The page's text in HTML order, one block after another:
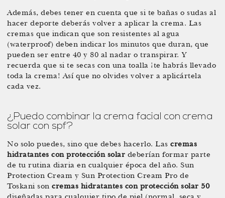
Además, debes tener en cuenta que si te bañas o sudas al
hacer deporte deberás volver a aplicar la crema. Las
cremas que indican que son resistentes al agua
(waterproof) deben indicar los minutos que duran, que
pueden ser entre 40 y 80 al nadar o transpirar. Y
recuerda que si te secas con una toalla ¡te habrás llevado
toda la crema! Así que no olvides volver a aplicártela
cada vez.
¿Puedo combinar la crema facial con crema
solar con spf?
No solo puedes, sino que debes hacerlo. Las cremas
hidratantes con protección solar deberían formar parte
de tu rutina diaria en cualquier época del año. Sun
Protection Cream y Sun Protection Cream Pro de
Toskani son cremas hidratantes con protección solar 50
diseñadas para cualquier tipo de piel (normal, seca y